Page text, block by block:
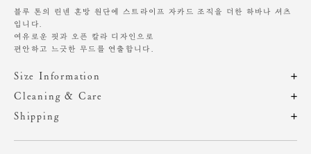
블루 톤의 린넨 혼방 원단에 스트라이프 자카드 조직을 더한 하바나 셔츠
입니다.
여유로운 핏과 오픈 칼라 디자인으로
편안하고 느긋한 무드를 연출합니다.
Size Information
제품의 일정 수량을 측정한 평균치수로 재는 방법과 위치에 따라 1~3cm
편차가 있을 수 있습니다. (치수단위 : cm)
Cleaning & Care
드라이클리닝 권장
찬물에 단독 손세탁 권장
Shipping